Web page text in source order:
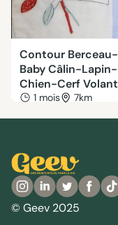
Contour Berceau-
Baby Câlin-Lapin-
Chien-Cerf Volant
1 mois 7km
© Geev 2025